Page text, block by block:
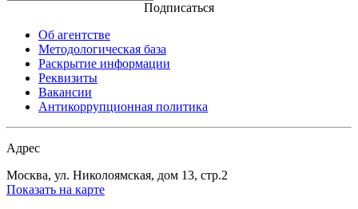
Подписаться
Об агентстве
Методологическая база
Раскрытие информации
Реквизиты
Вакансии
Антикоррупционная политика
Адрес
Москва, ул. Николоямская, дом 13, стр.2
Показать на карте